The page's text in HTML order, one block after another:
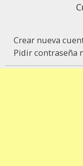
Crear nueva
Pidir contraseña